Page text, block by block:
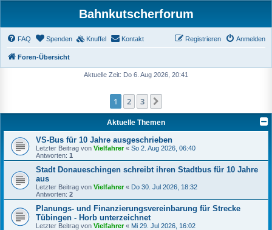
Bahnkutscherforum
FAQ Spenden Knuffel Kontakt Anmelden
Registrieren
Foren-Übersicht
Aktuelle Zeit: Do 6. Aug 2026, 20:41
1 2 3
Aktuelle Themen
VS-Bus für 10 Jahre ausgeschrieben
Letzter Beitrag von Vielfahrer« So 2. Aug 2026, 06:40
Antworten: 1
Stadt Donaueschingen schreibt ihren Stadtbus für 10 Jahre
aus
Letzter Beitrag von Vielfahrer« Do 30. Jul 2026, 18:32
Antworten: 2
Planungs- und Finanzierungsvereinbarung für Strecke
Tübingen - Horb unterzeichnet
Letzter Beitrag von Vielfahrer« Mi 29. Jul 2026, 16:02